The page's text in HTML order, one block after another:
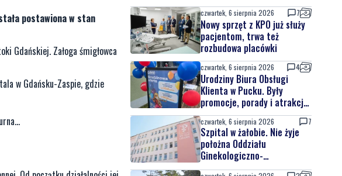
postawiona w stan
Gdańskiej. Załoga śmigłowca
w Gdańsku-Zaspie, gdzie
czwartek, 6 sierpnia 2026 7
Nowy sprzęt z KPO już służy
pacjentom, trwa też
rozbudowa placówki
czwartek, 6 sierpnia 2026 4
Urodziny Biura Obsługi
Klienta w Pucku. Były
promocje, porady i atrakcje
dla najmłodszych
czwartek, 6 sierpnia 2026 7
Szpital w żałobie. Nie żyje
położna Oddziału
Ginekologiczno-
Położniczego